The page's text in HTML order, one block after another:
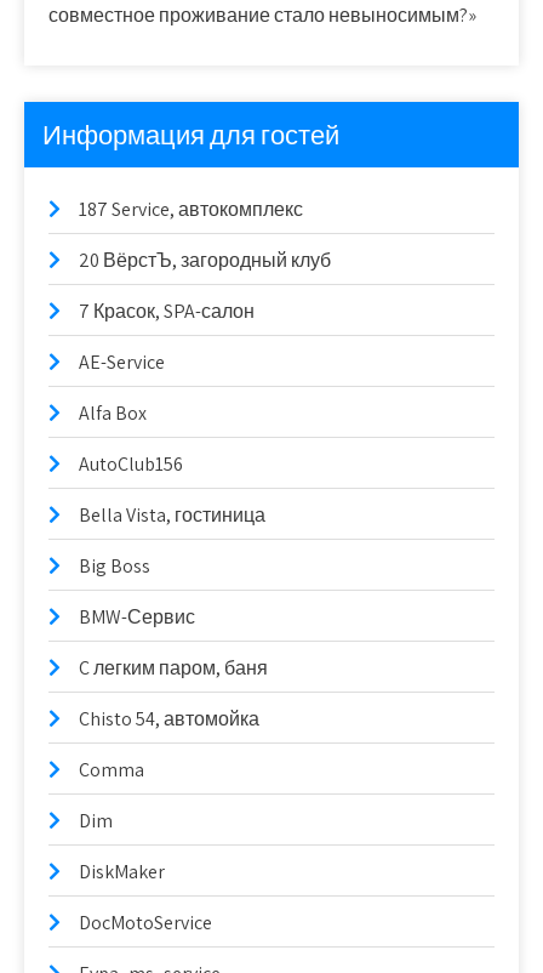
совместное проживание стало невыносимым?»
Информация для гостей
187 Service, автокомплекс
20 ВёрстЪ, загородный клуб
7 Красок, SPA-салон
AE-Service
Alfa Box
AutoClub156
Bella Vista, гостиница
Big Boss
BMW-Сервис
C легким паром, баня
Chisto 54, автомойка
Comma
Dim
DiskMaker
DocMotoService